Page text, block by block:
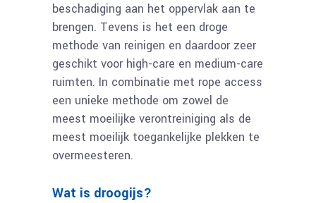
beschadiging aan het oppervlak aan te
brengen. Tevens is het een droge
methode van reinigen en daardoor zeer
geschikt voor high-care en medium-care
ruimten. In combinatie met rope access
een unieke methode om zowel de
meest moeilijke verontreiniging als de
meest moeilijk toegankelijke plekken te
overmeesteren.
Wat is droogijs?